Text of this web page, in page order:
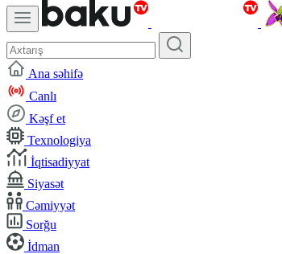
Ana səhifə
Canlı
Kəşf et
Texnologiya
İqtisadiyyat
Siyasət
Cəmiyyət
Sorğu
İdman